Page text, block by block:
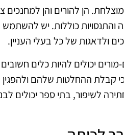
הן להורים והן למחנכים
והתנסויות כוללות. יש
ולדאגות של כל בעלי העניין.
מורים יכולים להיות כלים
קבלת ההחלטות שלהם
לשיפור, בתי ספר יכולים